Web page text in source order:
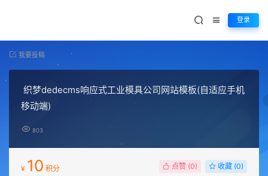
登录
我要投稿
织梦dedecms响应式工业模具公司网站模板(自适应手机
移动端)
803
¥ 10 积分 点赞 (0) 收藏 (0)